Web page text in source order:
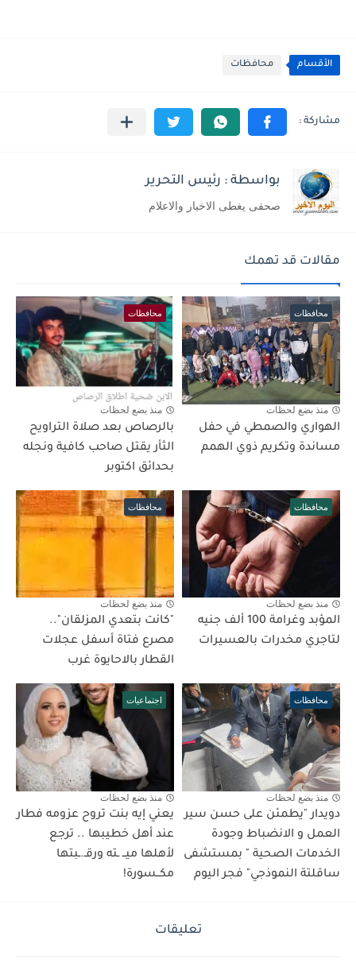
الأقسام محافظات
بواسطة : رئيس التحرير
صحفى يغطى الاخبار والاعلام
مقالات قد تهمك
محافظات
منذ بضع لحظات
الهواري والصمطي في حفل
مساندة وتكريم ذوي الهمم
محافظات
منذ بضع لحظات
بالرصاص بعد صلاة التراويح
الثأر يقتل صاحب كافية ونجله
بحدائق اكتوبر
محافظات
منذ بضع لحظات
المؤبد وغرامة 100 ألف جنيه
لتاجري مخدرات بالعسيرات
محافظات
منذ بضع لحظات
"كانت بتعدي المزلقان"..
مصرع فتاة أسفل عجلات
القطار بالاحايوة غرب
محافظات
منذ بضع لحظات
دويدار "يطمئن على حسن سير
العمل و الانضباط وجودة
الخدمات الصحية " بمستشفى
ساقلتة النموذجي" فجر اليوم
اجتماعيات
منذ بضع لحظات
يعني إيه بنت تروح عزومه فطار
عند أهل خطيبها .. ترجع
لأهلها ميــ ـته ورقـ.ـبتها
مكــسورة!
تعليقات